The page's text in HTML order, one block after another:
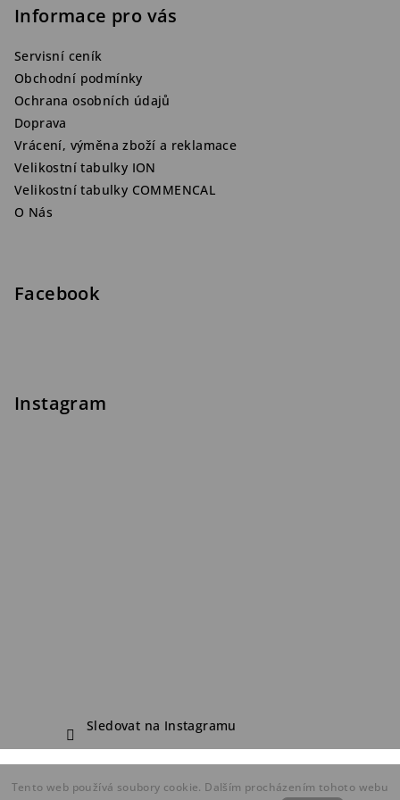
Tento web používá soubory cookie. Dalším procházením tohoto webu
Informace pro vás
Servisní ceník
Obchodní podmínky
Ochrana osobních údajů
Doprava
Vrácení, výměna zboží a reklamace
Velikostní tabulky ION
Velikostní tabulky COMMENCAL
O Nás
Facebook
Instagram
Sledovat na Instagramu
Copyright 2026FDF Bike Shop. Všechna práva vyhrazena.